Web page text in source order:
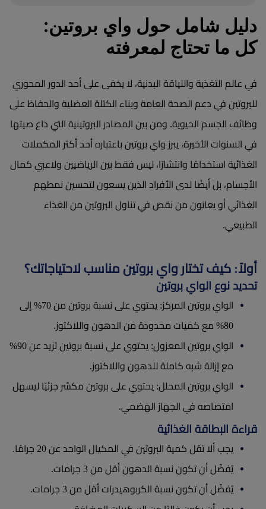
دليل شامل حول واي بروتين:
كل ما تحتاج لمعرفته
في عالم التغذية واللياقة البدنية، لا يخفى على أحد الدور المحوري
للبروتين في دعم الصحة العامة وبناء الكتلة العضلية والحفاظ على
وظائف الجسم الحيوية. ومن بين المصادر البروتينية التي ذاع صيتها
في السنوات الأخيرة، يبرز واي بروتين باعتباره أحد أكثر المكملات
الغذائية استخدامًا وانتشارًا، ليس فقط بين الرياضيين ولاعبي كمال
الأجسام، بل أيضًا لدى الأفراد الذين يسعون لتحسين نمطهم
الغذائي أو يعانون من نقص في تناول البروتين من الغذاء
الطبيعي.
أولاً: كيف تختار واي بروتين مناسب لاحتياجاتك؟
تحديد نوع الواي بروتين
الواي بروتين المركز: يحتوي على نسبة بروتين من 70% إلى
80% مع كميات محدودة من الدهون واللاكتوز.
الواي بروتين المعزول: يحتوي على نسبة بروتين تزيد عن 90%
مع إزالة شبه كاملة للدهون واللاكتوز.
الواي بروتين المحلل: يحتوي على بروتين مكسّر جزئيًا ليسهل
امتصاصه في الجهاز الهضمي.
قراءة البطاقة الغذائية
يجب ألا تقل كمية البروتين في المكيال الواحد عن 20 جرامًا.
يُفضّل أن تكون نسبة الدهون أقل من 3 جرامات.
يُفضّل أن تكون نسبة الكربوهيدرات أقل من 3 جرامات.